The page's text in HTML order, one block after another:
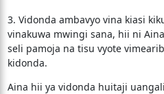
3. Vidonda ambavyo vina kiasi
vinakuwa mwingi sana, hii ni
seli pamoja na tisu vyote
kidonda.
Aina hii ya vidonda huitaji